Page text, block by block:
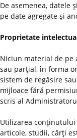
De asemenea, datele
pe date agregate şi
Proprietate
Niciun material de pe
sau parţial, în forma
sistem de regăsire
mijloace fără
scris al
Utilizarea
articole, studii, cărţi